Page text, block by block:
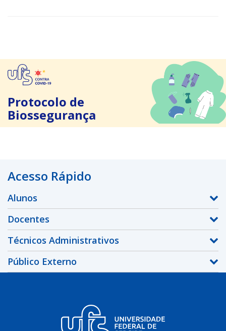
Protocolo de
Biossegurança
Acesso Rápido
Alunos
Docentes
Técnicos Administrativos
Público Externo